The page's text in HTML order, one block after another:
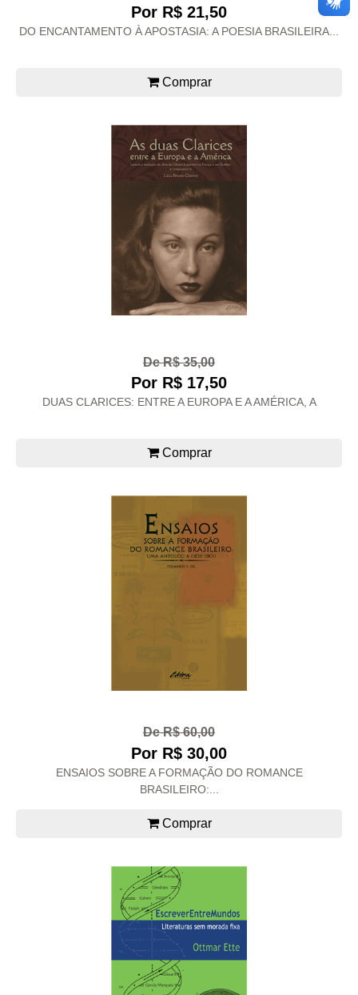
Por R$ 21,50
DO ENCANTAMENTO À APOSTASIA: A POESIA BRASILEIRA...
Comprar
De R$ 35,00
Por R$ 17,50
DUAS CLARICES: ENTRE A EUROPA E A AMÉRICA, A
Comprar
De R$ 60,00
Por R$ 30,00
ENSAIOS SOBRE A FORMAÇÃO DO ROMANCE
BRASILEIRO:...
Comprar